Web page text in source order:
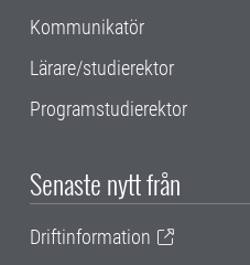
Kommunikatör
Lärare/studierektor
Programstudierektor
Senaste nytt från
Driftinformation